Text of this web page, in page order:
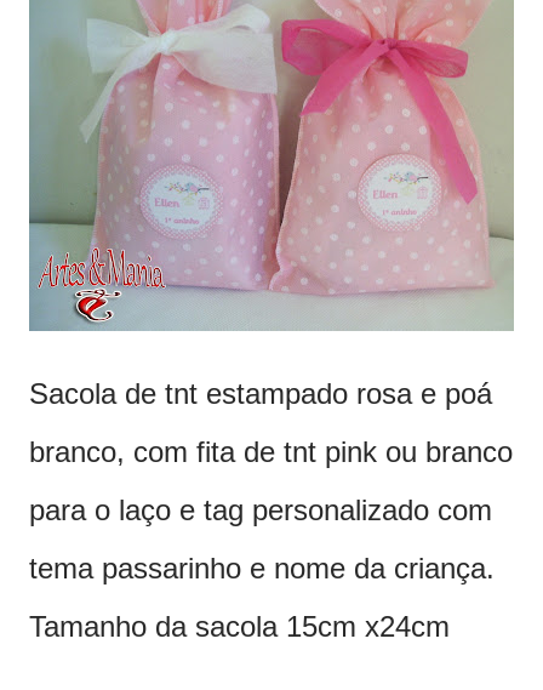
Sacola de tnt estampado rosa e poá
branco, com fita de tnt pink ou branco
para o laço e tag personalizado com
tema passarinho e nome da criança.
Tamanho da sacola 15cm x24cm